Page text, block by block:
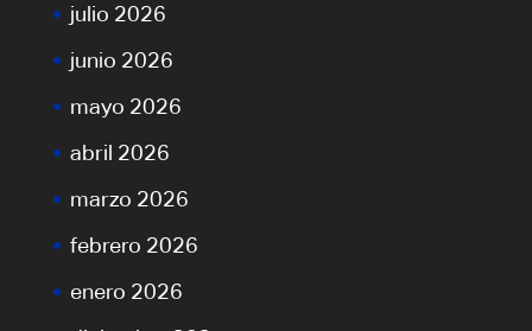
julio 2026
junio 2026
mayo 2026
abril 2026
marzo 2026
febrero 2026
enero 2026